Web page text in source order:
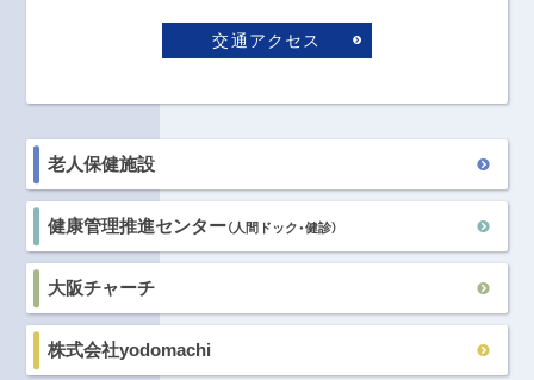
交通アクセス
老人保健施設
健康管理推進センター（人間ドック・健診）
大阪チャーチ
株式会社yodomachi